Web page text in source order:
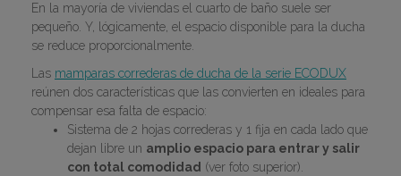
En la mayoría de viviendas el cuarto de baño suele ser
pequeño. Y, lógicamente, el espacio disponible para la ducha
se reduce proporcionalmente.
Las mamparas correderas de ducha de la serie ECODUX
reúnen dos características que las convierten en ideales para
compensar esa falta de espacio:
Sistema de 2 hojas correderas y 1 fija en cada lado que
dejan libre un amplio espacio para entrar y salir
con total comodidad (ver foto superior).